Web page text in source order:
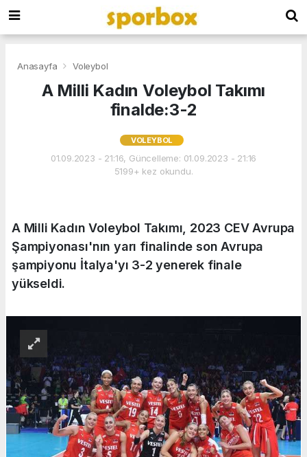
Anasayfa Voleybol
A Milli Kadın Voleybol Takımı
finalde:3-2
VOLEYBOL
01.09.2023 - 21:16, Güncelleme: 01.09.2023 - 21:16
5199+ kez okundu.
A Milli Kadın Voleybol Takımı, 2023 CEV Avrupa
Şampiyonası'nın yarı finalinde son Avrupa
şampiyonu İtalya'yı 3-2 yenerek finale
yükseldi.